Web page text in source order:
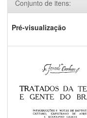
Conjunto de itens:
Pré-visualização